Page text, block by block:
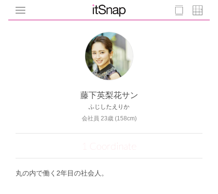
藤下英梨花サン
ふじしたえりか
会社員 23歳 (158cm)
1 Coordinate
丸の内で働く2年目の社会人。